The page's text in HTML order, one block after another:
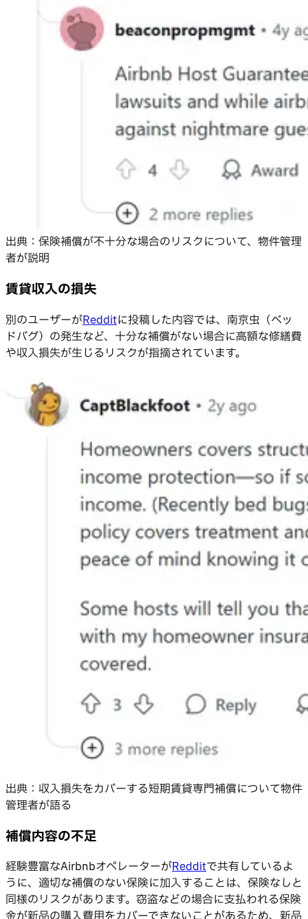
出典：保険補償が不十分な場合のリスクについて、物件管理
者が説明
賃貸収入の損失
別のユーザーがRedditに投稿した内容では、南京虫（ベッ
ドバグ）の発生など、十分な補償がない場合に高額な修繕費
や収入損失が生じるリスクが指摘されています。
出典：収入損失をカバーする短期賃貸専門補償について物件
管理者が語る
補償内容の不足
経験豊富なAirbnbオペレーターがRedditで共有しているよ
うに、適切な補償のない保険に加入することは、保険なしと
同様のリスクがあります。窃盗などの場合に支払われる保険